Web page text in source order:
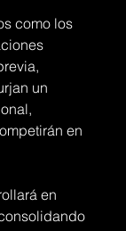
como los
un
en
en